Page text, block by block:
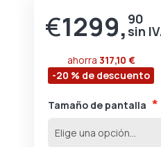
€1299, 90
-20 % de descuento
ahorra 317,10 €
Tamaño de pantalla
imágenes